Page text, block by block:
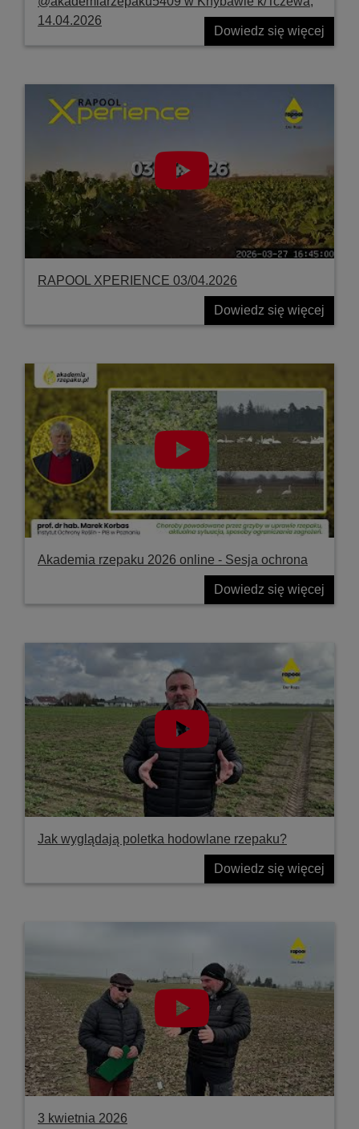
14.04.2026
Dowiedz się więcej
RAPOOL XPERIENCE 03/04.2026
Dowiedz się więcej
Akademia rzepaku 2026 online - Sesja ochrona
Dowiedz się więcej
Jak wyglądają poletka hodowlane rzepaku?
Dowiedz się więcej
3 kwietnia 2026